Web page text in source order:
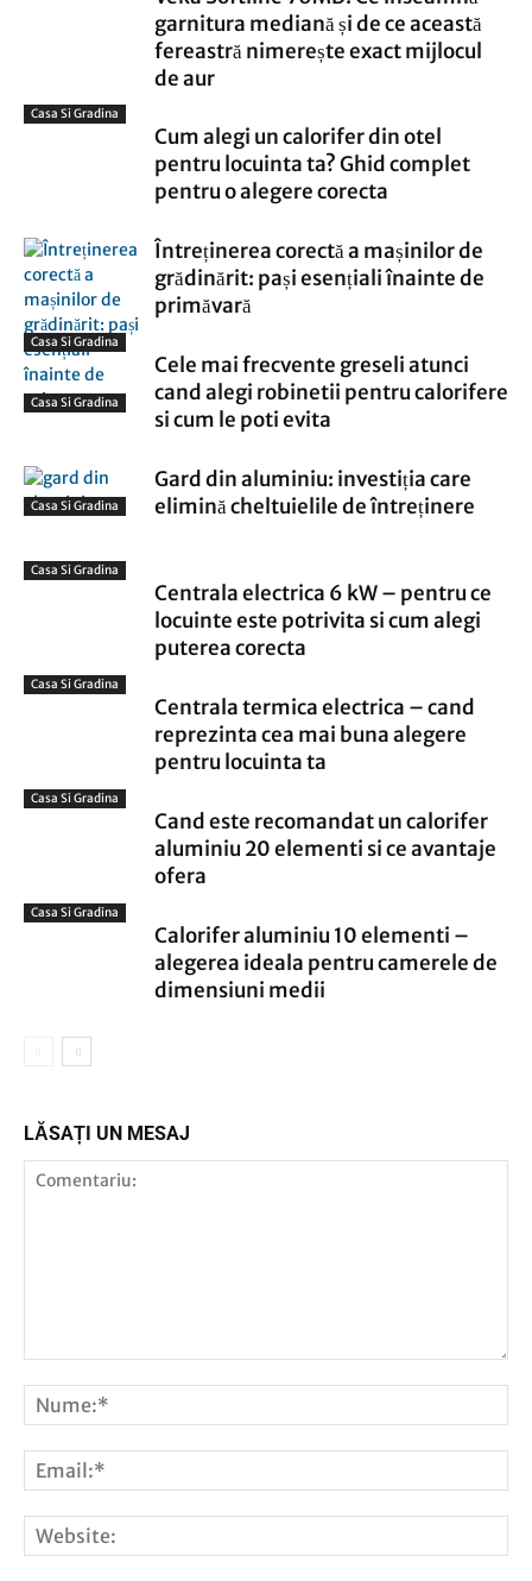
garnitura mediană și de ce această
fereastră nimerește exact mijlocul
de aur
Casa Si Gradina
Cum alegi un calorifer din otel
pentru locuinta ta? Ghid complet
pentru o alegere corecta
Casa Si Gradina
Întreținerea corectă a mașinilor de
grădinărit: pași esențiali înainte de
primăvară
Casa Si Gradina
Cele mai frecvente greseli atunci
cand alegi robinetii pentru calorifere
si cum le poti evita
Casa Si Gradina
Gard din aluminiu: investiția care
elimină cheltuielile de întreținere
Casa Si Gradina
Centrala electrica 6 kW – pentru ce
locuinte este potrivita si cum alegi
puterea corecta
Casa Si Gradina
Centrala termica electrica – cand
reprezinta cea mai buna alegere
pentru locuinta ta
Casa Si Gradina
Cand este recomandat un calorifer
aluminiu 20 elementi si ce avantaje
ofera
Casa Si Gradina
Calorifer aluminiu 10 elementi –
alegerea ideala pentru camerele de
dimensiuni medii
LĂSAȚI UN MESAJ